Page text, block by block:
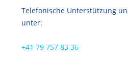
Telefonische Unterstützung
unter:
+41 79 757 83 36